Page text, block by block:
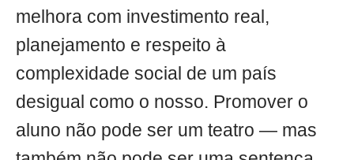
melhora com investimento real,
planejamento e respeito à
complexidade social de um país
desigual como o nosso. Promover o
aluno não pode ser um teatro — mas